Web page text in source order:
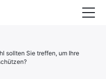
sollten Sie treffen, um Ihre